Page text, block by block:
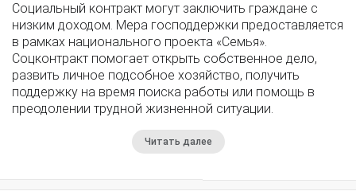
Социальный контракт могут заключить граждане с
низким доходом. Мера господдержки предоставляется
в рамках национального проекта «Семья».
Соцконтракт помогает открыть собственное дело,
развить личное подсобное хозяйство, получить
поддержку на время поиска работы или помощь в
преодолении трудной жизненной ситуации.
Читать далее